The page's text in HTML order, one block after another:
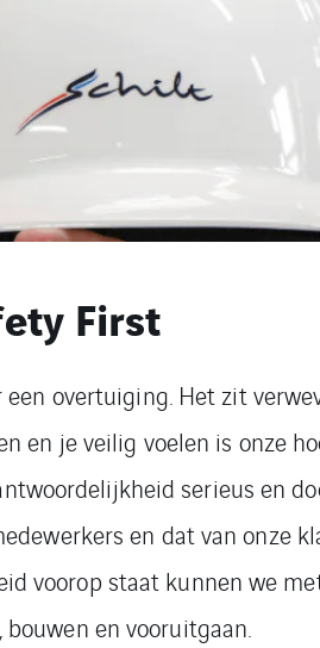
First
overtuiging. Het zit
en je veilig voelen is onze
serieus en
en dat van onze
voorop staat kunnen we
en vooruitgaan.